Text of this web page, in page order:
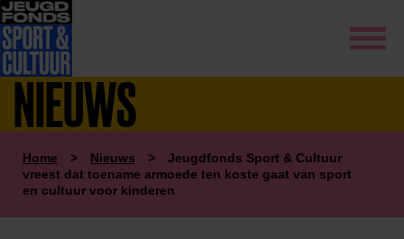
NIEUWS
Home > Nieuws >
Jeugdfonds Sport & Cultuur
vreest dat toename armoede ten koste gaat van sport
en cultuur voor kinderen